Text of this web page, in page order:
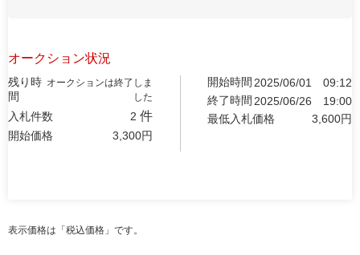
オークション状況
残り時
間
オークションは終了しま
した
入札件数 2 件
開始価格 3,300円
開始時間 2025/06/01
09:12
終了時間 2025/06/26
19:00
最低入札価格
3,600円
表示価格は「税込価格」です。